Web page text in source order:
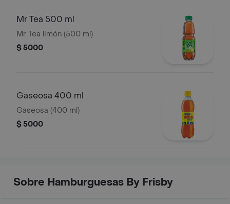
Mr Tea 500 ml
Mr Tea limón (500 ml)
$ 5000
Gaseosa 400 ml
Gaseosa (400 ml)
$ 5000
Sobre Hamburguesas By Frisby